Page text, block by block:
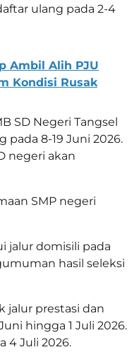
ulang pada 2-4
Ambil Alih PJU
Kondisi Rusak
SD Negeri Tangsel
pada 8-19 Juni 2026.
negeri akan
SMP negeri
jalur domisili pada
hasil seleksi
jalur prestasi dan
hingga 1 Juli 2026.
4 Juli 2026.